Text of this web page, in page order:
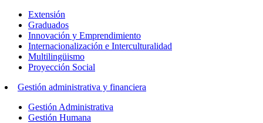
Extensión
Graduados
Innovación y Emprendimiento
Internacionalización e Interculturalidad
Multilingüismo
Proyección Social
Gestión administrativa y financiera
Gestión Administrativa
Gestión Humana